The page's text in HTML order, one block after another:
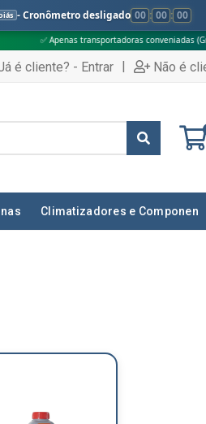
- Cronômetro desligado 00 : 00 : 00
transportadoras conveniadas (Grupo G5)
é cliente? - Entrar | Não é
Climatizadores e Componen